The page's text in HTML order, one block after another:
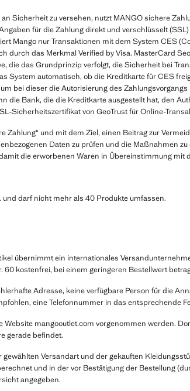
Sicherheit zu versehen, nutzt MANGO sichere
für die Zahlung direkt und verschlüsselt
Mango nur Transaktionen mit dem System CES
durch das Merkmal Verified by Visa. MasterCard
die das Grundprinzip verfolgt, die Sicherheit bei
System automatisch, ob die Kreditkarte für CES
bei dieser die Autorisierung des
die Bank, die die Kreditkarte ausgestellt hat, den
Sicherheitszertifikat von GeoTrust für Online-
Zahlung“ und mit dem Ziel, einen Beitrag zur
Daten zu prüfen und die Maßnahmen
die erworbenen Waren in Übereinstimmung mit
darf nicht mehr als 40 Produkte umfassen.
übernimmt ein internationales
kostenfrei, bei einem geringeren Bestellwert
Adresse, keine verfügbare Person für die
eine Telefonnummer in das entsprechende
Website mangooutlet.com vorgenommen werden.
gerade befindet.
Versandart und der gekauften
und in der vor Bestätigung der Bestellung
angegeben.